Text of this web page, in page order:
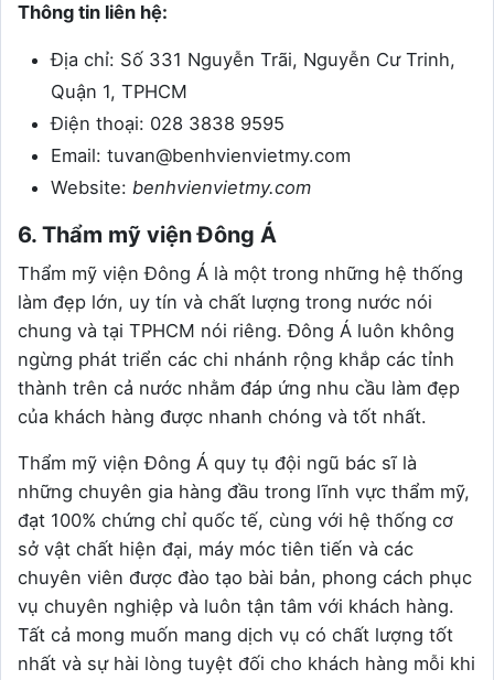
Thông tin liên hệ:
Địa chỉ: Số 331 Nguyễn Trãi, Nguyễn Cư Trinh,
Quận 1, TPHCM
Điện thoại: 028 3838 9595
Email: tuvan@benhvienvietmy.com
Website: benhvienvietmy.com
6. Thẩm mỹ viện Đông Á
Thẩm mỹ viện Đông Á là một trong những hệ thống
làm đẹp lớn, uy tín và chất lượng trong nước nói
chung và tại TPHCM nói riêng. Đông Á luôn không
ngừng phát triển các chi nhánh rộng khắp các tỉnh
thành trên cả nước nhằm đáp ứng nhu cầu làm đẹp
của khách hàng được nhanh chóng và tốt nhất.
Thẩm mỹ viện Đông Á quy tụ đội ngũ bác sĩ là
những chuyên gia hàng đầu trong lĩnh vực thẩm mỹ,
đạt 100% chứng chỉ quốc tế, cùng với hệ thống cơ
sở vật chất hiện đại, máy móc tiên tiến và các
chuyên viên được đào tạo bài bản, phong cách phục
vụ chuyên nghiệp và luôn tận tâm với khách hàng.
Tất cả mong muốn mang dịch vụ có chất lượng tốt
nhất và sự hài lòng tuyệt đối cho khách hàng mỗi khi